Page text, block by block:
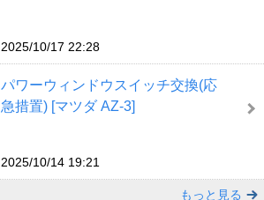
2025/10/17 22:28
パワーウィンドウスイッチ交換(応
急措置) [マツダ AZ-3]
2025/10/14 19:21
もっと見る